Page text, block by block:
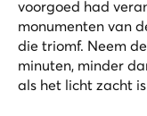
voorgoed had
monumenten van
die triomf. Neem
minuten, minder
als het licht zacht